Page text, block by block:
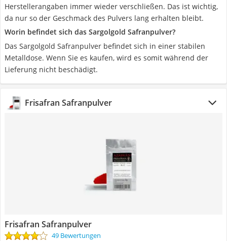
Herstellerangaben immer wieder verschließen. Das ist wichtig,
da nur so der Geschmack des Pulvers lang erhalten bleibt.
Worin befindet sich das Sargolgold Safranpulver?
Das Sargolgold Safranpulver befindet sich in einer stabilen
Metalldose. Wenn Sie es kaufen, wird es somit während der
Lieferung nicht beschädigt.
Frisafran Safranpulver
Frisafran Safranpulver
49 Bewertungen